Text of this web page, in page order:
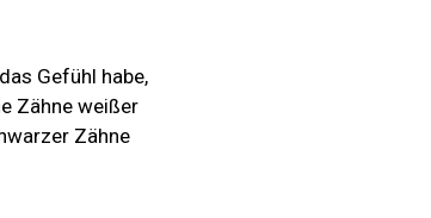
Gefühl habe,
Zähne weißer
Zähne